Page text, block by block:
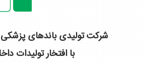
شركت توليدی باندهای
با افتخار تولیدات